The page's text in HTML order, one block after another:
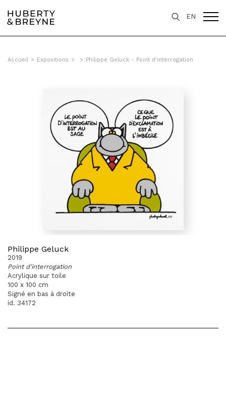
EN
Accueil > Expositions > > Philippe Geluck - Point d'interrogation
Philippe Geluck
2019
Point d'interrogation
Acrylique sur toile
100 x 100 cm
Signé en bas à droite
id. 34172